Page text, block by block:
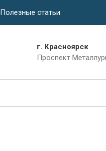
Полезные статьи
г. Красноярск
Проспект